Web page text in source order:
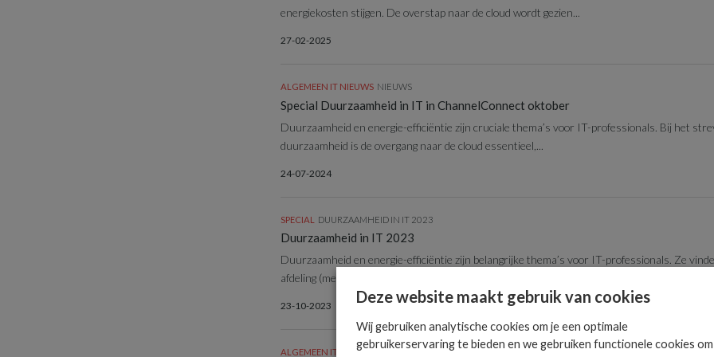
energiekosten stijgen. De overstap naar de cloud wordt gezien...
27-02-2025
ALGEMEEN IT NIEUWS NIEUWS
Special Duurzaamheid in IT in ChannelConnect oktober
Duurzaamheid en energie-efficiëntie zijn cruciale thema’s voor IT-professionals. Bij het
duurzaamheid is de overgang naar de cloud essentieel,...
24-07-2024
SPECIAL DUURZAAMHEID IN IT 2023
Duurzaamheid in IT 2023
Duurzaamheid en energie-efficiëntie zijn belangrijke thema’s voor IT-professionals. Ze
afdeling (mede)verantwoordelijk is voor verduurzaming. Bij het streven...
23-10-2023
ALGEMEEN IT NIEUWS NIEUWS
Deze website maakt gebruik van cookies
Wij gebruiken analytische cookies om je een optimale
gebruikerservaring te bieden en we gebruiken functionele cookies om